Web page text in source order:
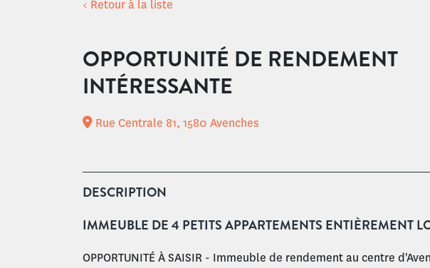
< Retour à la liste
OPPORTUNITÉ DE RENDEMENT
INTÉRESSANTE
Rue Centrale 81, 1580 Avenches
DESCRIPTION
IMMEUBLE DE 4 PETITS APPARTEMENTS ENTIÈREMENT
OPPORTUNITÉ À SAISIR - Immeuble de rendement au centre